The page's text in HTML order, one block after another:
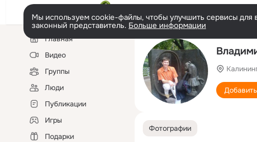
Мы используем cookie-файлы, чтобы улучшить сервисы для
законный представитель. Больше информации
Левая
колонкаГлавная
Видео
Группы
Люди
Публикации
Игры
Подарки
Фотографии